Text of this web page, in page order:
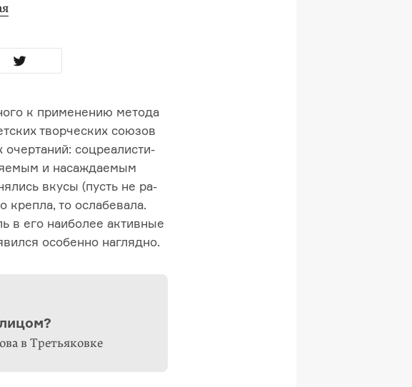
к применению метода
творческих союзов
очертаний: соцреалисти­
и насаждаемым
вкусы (пусть не ра­
крепла, то ослабевала.
в его наиболее активные
особенно наглядно.
в Третьяковке